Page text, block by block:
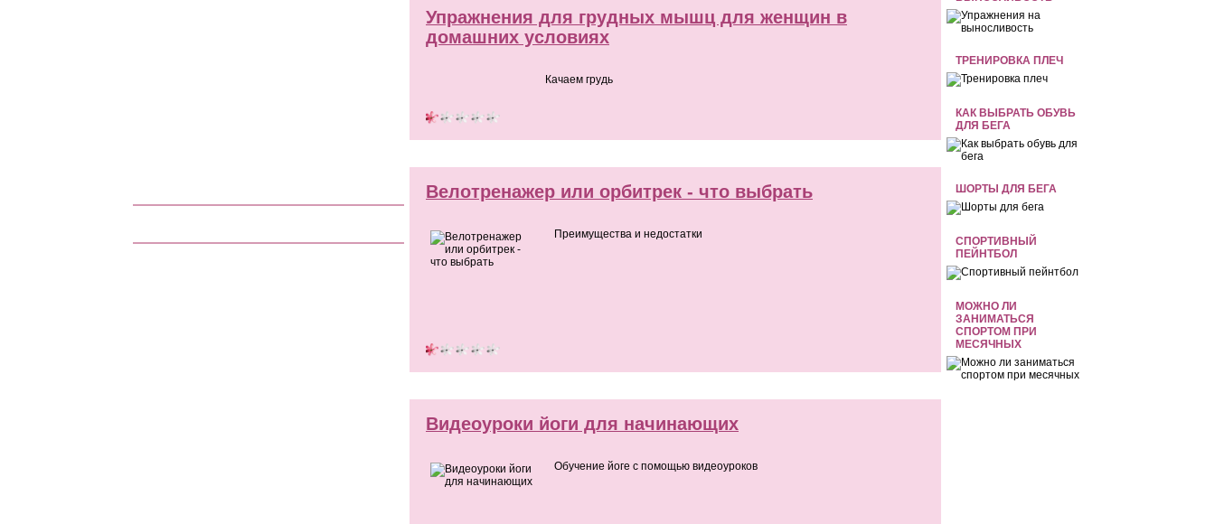
ТРЕНИРОВКА ПЛЕЧ
КАК ВЫБРАТЬ ОБУВЬ
ДЛЯ БЕГА
ШОРТЫ ДЛЯ БЕГА
СПОРТИВНЫЙ
ПЕЙНТБОЛ
МОЖНО ЛИ
ЗАНИМАТЬСЯ
СПОРТОМ ПРИ
МЕСЯЧНЫХ
Упражнения для грудных мышц для женщин в
домашних условиях
Качаем грудь
Велотренажер или орбитрек - что выбрать
Преимущества и недостатки
Видеоуроки йоги для начинающих
Обучение йоге с помощью видеоуроков